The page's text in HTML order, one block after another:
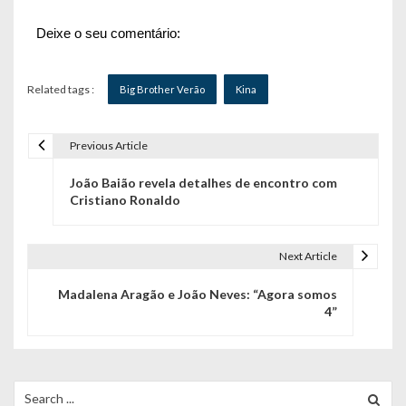
Deixe o seu comentário:
Related tags : Big Brother Verão Kina
ã
Previous Article
João Baião revela detalhes de encontro com
Cristiano Ronaldo
Next Article
Madalena Aragão e João Neves: “Agora somos
4”